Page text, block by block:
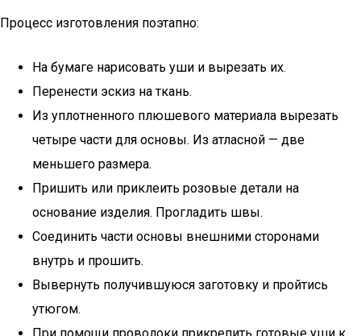
Процесс изготовления поэтапно:
На бумаге нарисовать уши и вырезать их.
Перенести эскиз на ткань.
Из уплотненного плюшевого материала вырезать
четыре части для основы. Из атласной — две
меньшего размера.
Пришить или приклеить розовые детали на
основание изделия. Прогладить швы.
Соединить части основы внешними сторонами
внутрь и прошить.
Вывернуть получившуюся заготовку и пройтись
утюгом.